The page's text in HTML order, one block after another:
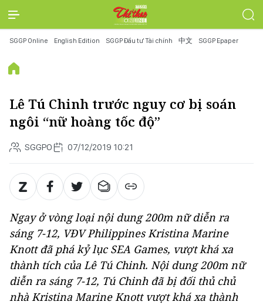
SGGP Online English Edition SGGP Đầu tư Tài chính 中文 SGGP Epaper
Lê Tú Chinh trước nguy cơ bị soán
ngôi “nữ hoàng tốc độ”
SGGPO 07/12/2019 10:21
Ngay ở vòng loại nội dung 200m nữ diễn ra
sáng 7-12, VĐV Philippines Kristina Marine
Knott đã phá kỷ lục SEA Games, vượt khá xa
thành tích của Lê Tú Chinh. Nội dung 200m nữ
diễn ra sáng 7-12, Tú Chinh đã bị đối thủ chủ
nhà Kristina Marine Knott vượt khá xa thành